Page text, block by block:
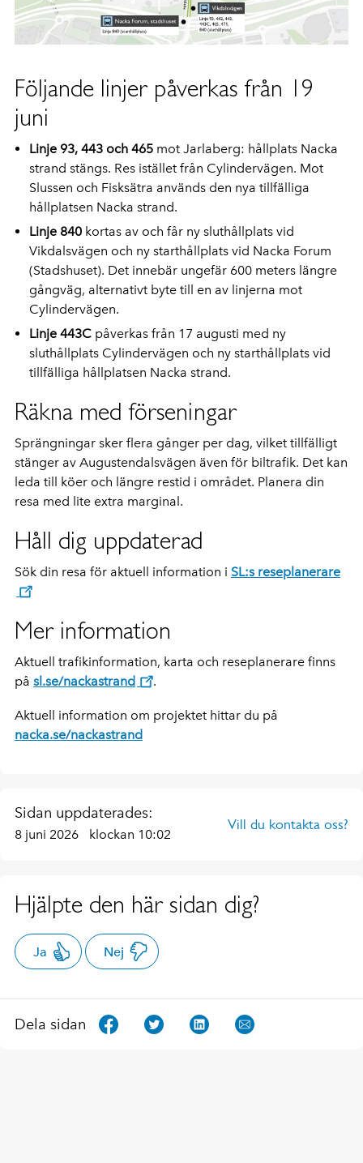
Följande linjer påverkas från 19
juni
Linje 93, 443 och 465 mot Jarlaberg: hållplats Nacka
strand stängs. Res istället från Cylindervägen. Mot
Slussen och Fisksätra används den nya tillfälliga
hållplatsen Nacka strand.
Linje 840 kortas av och får ny sluthållplats vid
Vikdalsvägen och ny starthållplats vid Nacka Forum
(Stadshuset). Det innebär ungefär 600 meters längre
gångväg, alternativt byte till en av linjerna mot
Cylindervägen.
Linje 443C påverkas från 17 augusti med ny
sluthållplats Cylindervägen och ny starthållplats vid
tillfälliga hållplatsen Nacka strand.
Räkna med förseningar
Sprängningar sker flera gånger per dag, vilket tillfälligt
stänger av Augustendalsvägen även för biltrafik. Det kan
leda till köer och längre restid i området. Planera din
resa med lite extra marginal.
Håll dig uppdaterad
Sök din resa för aktuell information i SL:s reseplanerare
Mer information
Aktuell trafikinformation, karta och reseplanerare finns
på sl.se/nackastrand .
Aktuell information om projektet hittar du på
nacka.se/nackastrand
Sidan uppdaterades:
8 juni 2026 klockan 10:02
Vill du kontakta oss?
Hjälpte den här sidan dig?
Ja Nej
Dela sidan